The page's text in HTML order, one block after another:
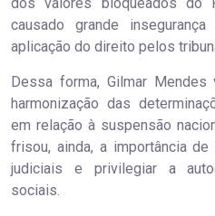
causado grande
aplicação do direito pelos
Dessa forma, Gilmar
harmonização das
em relação à suspensão
frisou, ainda, a importância
judiciais e privilegiar a
sociais.